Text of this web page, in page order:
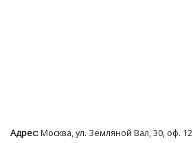
Адрес:Москва, ул. Земляной Вал, 30, оф. 12